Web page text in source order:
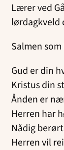
Lærer ved
lørdagkveld
Salmen
Gud er din
Kristus din
Ånden er
Herren har
Nådig
Herren vil